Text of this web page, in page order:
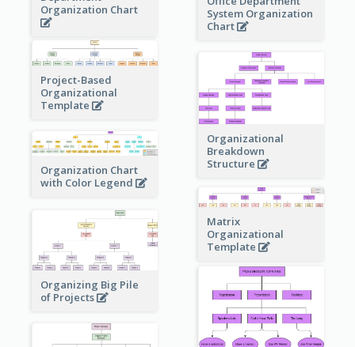
Organization Chart
System Organization
Chart
Project-Based
Organizational
Template
Organizational
Breakdown
Structure
Organization Chart
with Color Legend
Matrix
Organizational
Template
Organizing Big Pile
of Projects